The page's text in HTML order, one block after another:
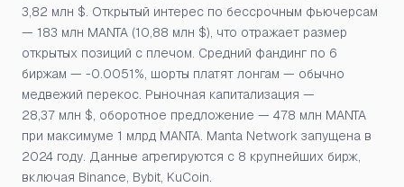
3,82 млн $. Открытый интерес по бессрочным фьючерсам
— 183 млн MANTA (10,88 млн $), что отражает размер
открытых позиций с плечом. Средний фандинг по 6
биржам — -0.0051%, шорты платят лонгам — обычно
медвежий перекос. Рыночная капитализация —
28,37 млн $, оборотное предложение — 478 млн MANTA
при максимуме 1 млрд MANTA. Manta Network запущена в
2024 году. Данные агрегируются с 8 крупнейших бирж,
включая Binance, Bybit, KuCoin.